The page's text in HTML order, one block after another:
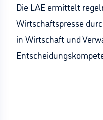
Die LAE ermittelt
Wirtschaftspresse
in Wirtschaft und